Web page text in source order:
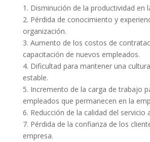
1. Disminución de la productividad en
2. Pérdida de conocimiento y
organización.
3. Aumento de los costos de
capacitación de nuevos empleados.
4. Dificultad para mantener una
estable.
5. Incremento de la carga de trabajo
empleados que permanecen en la
6. Reducción de la calidad del servicio
7. Pérdida de la confianza de los
empresa.